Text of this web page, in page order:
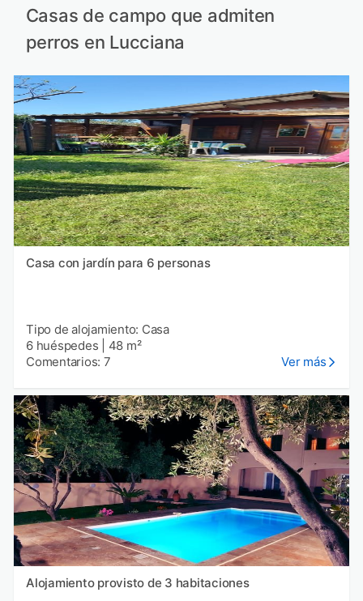
Casas de campo que admiten
perros en Lucciana
Casa con jardín para 6 personas
Tipo de alojamiento: Casa
6 huéspedes
48 m²
Comentarios: 7
Ver más
Alojamiento provisto de 3 habitaciones